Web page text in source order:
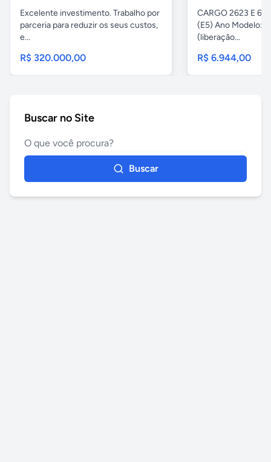
Excelente investimento. Trabalho por
parceria para reduzir os seus custos,
e...
R$ 320.000,00
CARGO 2623 E
(E5) Ano Modelo:
(liberação...
R$ 6.944,00
Buscar no Site
Buscar